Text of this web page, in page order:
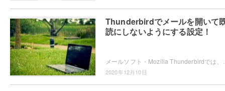
Thunderbirdでメールを開いて
読にしないようにする設定！
2020年12月10日